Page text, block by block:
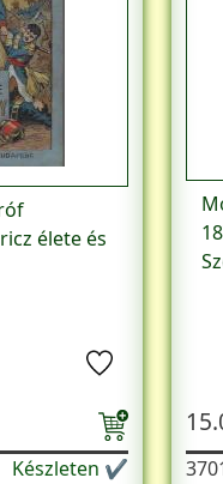
élete és
Készleten ✔